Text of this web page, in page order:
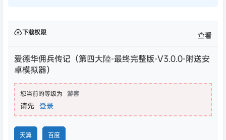
下载权限 查看
爱德华佣兵传记（第四大陸-最终完整版-V3.0.0-附送安
卓模拟器）
您当前的等级为 游客
请先 登录
天翼 百度